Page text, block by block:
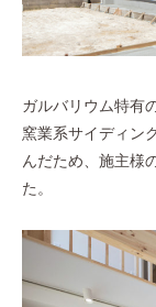
ガルバリウム特有
窯業系サイディン
んだため、施主様
た。